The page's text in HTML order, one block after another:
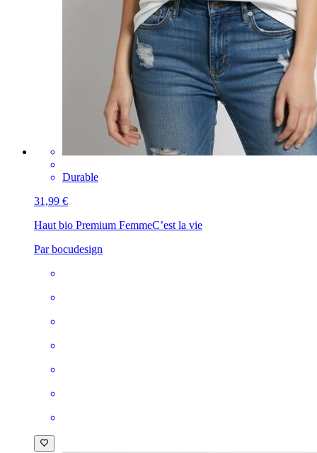
Durable
31,99 €
Haut bio Premium FemmeC’est la vie
Par bocudesign